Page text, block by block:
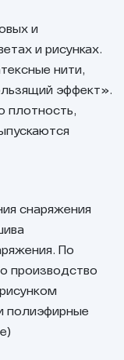
и
и рисунках.
нити,
эффект».
плотность,
снаряжения
По
производство
полиэфирные